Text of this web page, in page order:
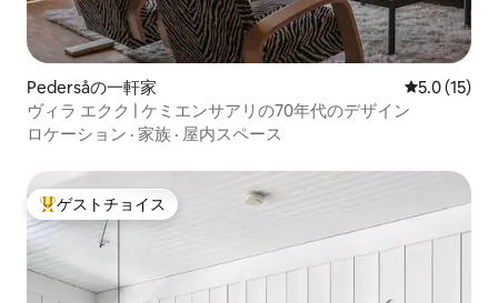
Pedersåの一軒家 レビュー15
5.0 (15)
ヴィラ エクク | ケミエンサアリの70年代のデザイン
ロケーション · 家族 · 屋内スペース
大好評のゲストチョイスです。
ゲストチョイス